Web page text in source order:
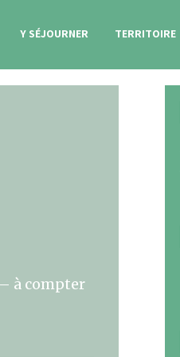
Y SÉJOURNER TERRITOIRE
– à compter